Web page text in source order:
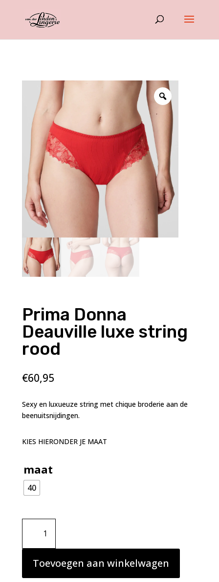
Prima Donna
Deauville luxe string
rood
€60,95
Sexy en luxueuze string met chique broderie aan de
beenuitsnijdingen.
KIES HIERONDER JE MAAT
maat
40
Prima
Donna
Deauville
luxe
string
Toevoegen aan winkelwagen